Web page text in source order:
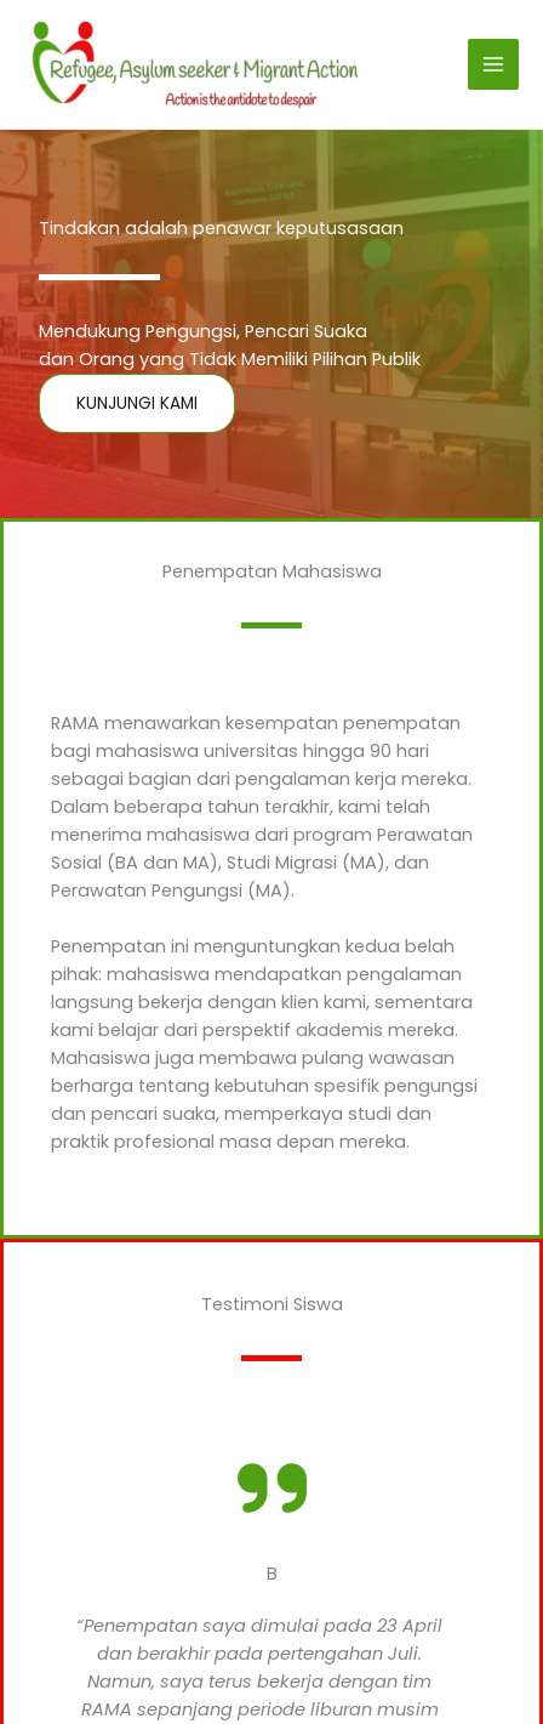
konten
Tindakan adalah penawar keputusasaan
Mendukung Pengungsi, Pencari Suaka
dan Orang yang Tidak Memiliki Pilihan Publik
KUNJUNGI KAMI
Penempatan Mahasiswa
RAMA menawarkan kesempatan penempatan
bagi mahasiswa universitas hingga 90 hari
sebagai bagian dari pengalaman kerja mereka.
Dalam beberapa tahun terakhir, kami telah
menerima mahasiswa dari program Perawatan
Sosial (BA dan MA), Studi Migrasi (MA), dan
Perawatan Pengungsi (MA).
Penempatan ini menguntungkan kedua belah
pihak: mahasiswa mendapatkan pengalaman
langsung bekerja dengan klien kami, sementara
kami belajar dari perspektif akademis mereka.
Mahasiswa juga membawa pulang wawasan
berharga tentang kebutuhan spesifik pengungsi
dan pencari suaka, memperkaya studi dan
praktik profesional masa depan mereka.
Testimoni Siswa
B
“Penempatan saya dimulai pada 23 April
dan berakhir pada pertengahan Juli.
Namun, saya terus bekerja dengan tim
RAMA sepanjang periode liburan musim